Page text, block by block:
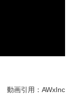
動画引用：AWxInc